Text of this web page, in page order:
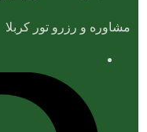
مشاوره و رزرو تور کربلا